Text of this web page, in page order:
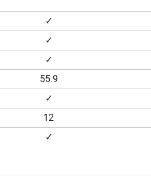
✓
✓
✓
55.9
✓
12
✓